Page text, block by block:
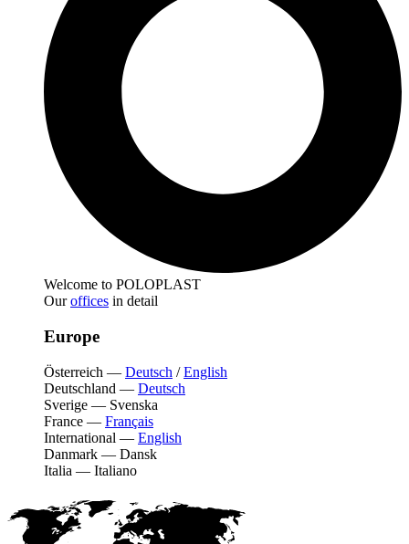
Welcome to POLOPLAST
Ouroffices in detail
Europe
Österreich — Deutsch /English
Deutschland — Deutsch
Sverige — Svenska
France — Français
International — English
Danmark — Dansk
Italia — Italiano